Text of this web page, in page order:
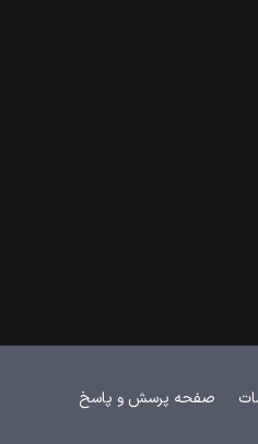
صفحه پرسش و پاسخ